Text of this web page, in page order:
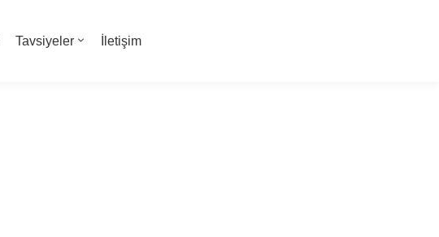
Tavsiyeler İletişim